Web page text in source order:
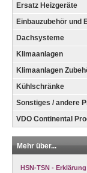
Ersatz Heizgeräte
Einbauzubehör und
Dachsysteme
Klimaanlagen
Klimaanlagen
Kühlschränke
Sonstiges / andere
VDO Continental
Mehr über...
HSN-TSN - Erklärung